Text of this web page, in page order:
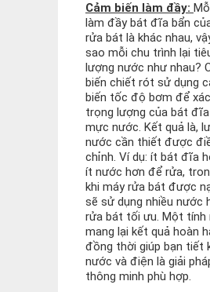
Cảm biến làm đầy:
làm đầy bát đĩa bẩn
rửa bát là khác nhau,
sao mỗi chu trình lại
lượng nước như nhau?
biến chiết rót sử dụng
biến tốc độ bơm để
trọng lượng của bát
mực nước. Kết quả là,
nước cần thiết được
chỉnh. Ví dụ: ít bát đĩa
ít nước hơn để rửa,
khi máy rửa bát được
sẽ sử dụng nhiều nước
rửa bát tối ưu. Một tính
mang lại kết quả hoàn
đồng thời giúp bạn tiết
nước và điện là giải
thông minh phù hợp.